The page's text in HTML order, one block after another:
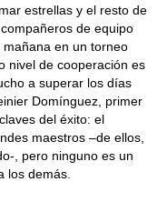
estrellas y el resto de
de equipo
en un torneo
nivel de cooperación es
a superar los días
Domínguez, primer
del éxito: el
maestros –de ellos,
, pero ninguno es un
los demás.